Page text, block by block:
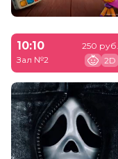
10:10
Зал №2
250 руб.
2D